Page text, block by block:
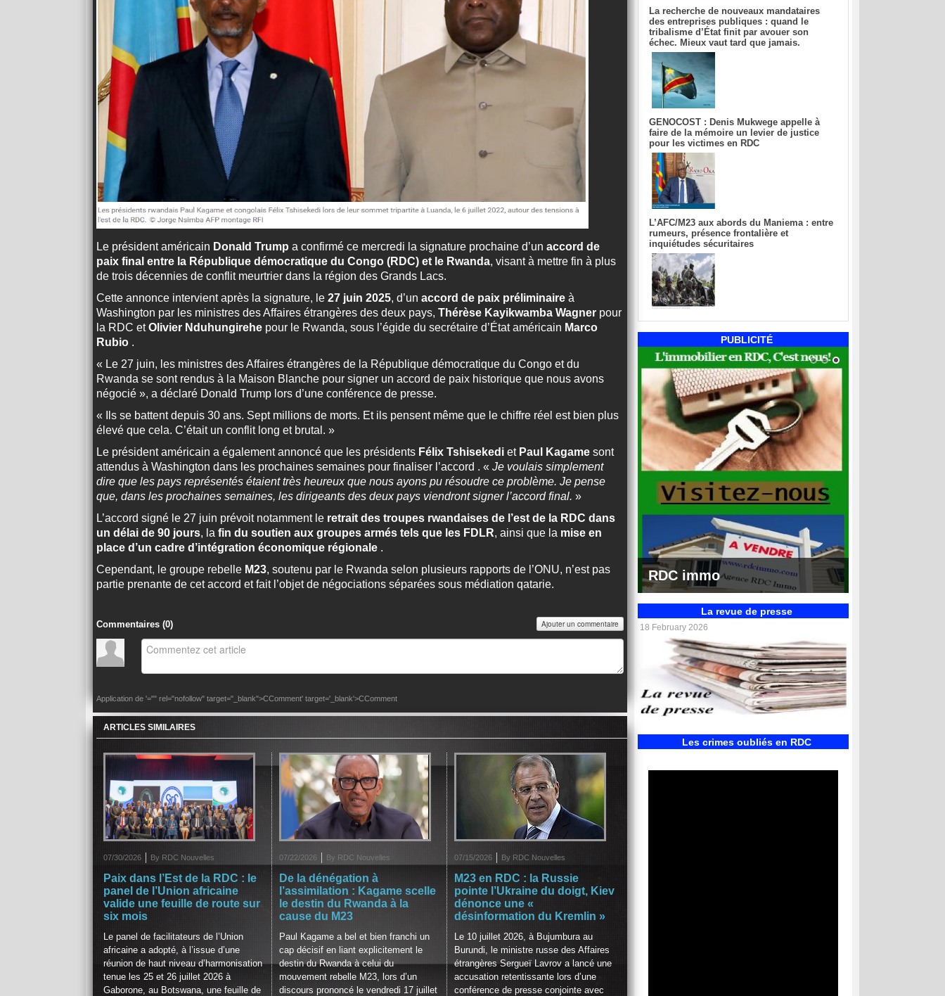
Le président américain Donald Trump a confirmé ce mercredi la signature prochaine d’un accord de
paix final entre la République démocratique du Congo (RDC) et le Rwanda, visant à mettre fin à plus
de trois décennies de conflit meurtrier dans la région des Grands Lacs.
Cette annonce intervient après la signature, le 27 juin 2025, d’un accord de paix préliminaire à
Washington par les ministres des Affaires étrangères des deux pays, Thérèse Kayikwamba Wagner pour
la RDC etOlivier Nduhungirehe pour le Rwanda, sous l’égide du secrétaire d’État américain Marco
Rubio .
« Le 27 juin, les ministres des Affaires étrangères de la République démocratique du Congo et du
Rwanda se sont rendus à la Maison Blanche pour signer un accord de paix historique que nous avons
négocié », a déclaré Donald Trump lors d’une conférence de presse.
« Ils se battent depuis 30 ans. Sept millions de morts. Et ils pensent même que le chiffre réel est bien plus
élevé que cela. C’était un conflit long et brutal. »
Le président américain a également annoncé que les présidents Félix Tshisekedi et Paul Kagame sont
attendus à Washington dans les prochaines semaines pour finaliser l’accord . « Je voulais simplement
dire que les pays représentés étaient très heureux que nous ayons pu résoudre ce problème. Je pense
que, dans les prochaines semaines, les dirigeants des deux pays viendront signer l’accord final. »
L’accord signé le 27 juin prévoit notamment le retrait des troupes rwandaises de l’est de la RDC dans
un délai de 90 jours, la fin du soutien aux groupes armés tels que les FDLR, ainsi que la mise en
place d’un cadre d’intégration économique régionale .
Cependant, le groupe rebelle M23, soutenu par le Rwanda selon plusieurs rapports de l’ONU, n’est pas
partie prenante de cet accord et fait l’objet de négociations séparées sous médiation qatarie.
Commentaires (0) Ajouter un commentaire
Application de '="" rel="nofollow" target="_blank">CComment' target='_blank'>CComment
ARTICLES SIMILAIRES
07/30/2026 By RDC Nouvelles
Paix dans l’Est de la RDC : le
panel de l’Union africaine
valide une feuille de route sur
six mois
Le panel de facilitateurs de l’Union
africaine a adopté, à l’issue d’une
réunion de haut niveau d’harmonisation
tenue les 25 et 26 juillet 2026 à
Gaborone, au Botswana, une feuille de
07/22/2026 By RDC Nouvelles
De la dénégation à
l’assimilation : Kagame scelle
le destin du Rwanda à la
cause du M23
Paul Kagame a bel et bien franchi un
cap décisif en liant explicitement le
destin du Rwanda à celui du
mouvement rebelle M23, lors d’un
discours prononcé le vendredi 17 juillet
07/15/2026 By RDC Nouvelles
M23 en RDC : la Russie
pointe l’Ukraine du doigt, Kiev
dénonce une «
désinformation du Kremlin »
Le 10 juillet 2026, à Bujumbura au
Burundi, le ministre russe des Affaires
étrangères Sergueï Lavrov a lancé une
accusation retentissante lors d’une
conférence de presse conjointe avec
La recherche de nouveaux mandataires
des entreprises publiques : quand le
tribalisme d’État finit par avouer son
échec. Mieux vaut tard que jamais.
GENOCOST : Denis Mukwege appelle à
faire de la mémoire un levier de justice
pour les victimes en RDC
L’AFC/M23 aux abords du Maniema : entre
rumeurs, présence frontalière et
inquiétudes sécuritaires
PUBLICITÉ
RDC annonces
La revue de presse
18 February 2026
Les crimes oubliés en RDC